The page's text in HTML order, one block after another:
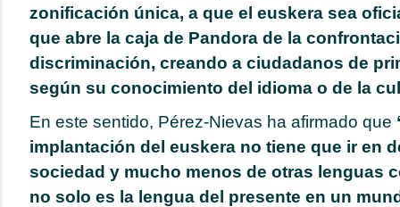
zonificación única, a que el euskera sea
que abre la caja de Pandora de la
discriminación, creando a ciudadanos de
según su conocimiento del idioma o de la
En este sentido, Pérez-Nievas ha afirmado que
implantación del euskera no tiene que ir en
sociedad y mucho menos de otras lenguas
no solo es la lengua del presente en un